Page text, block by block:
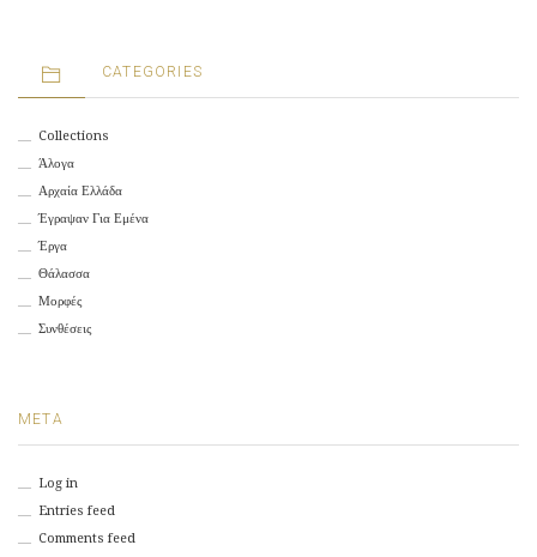
CATEGORIES
Collections
Άλογα
Αρχαία Ελλάδα
Έγραψαν Για Εμένα
Έργα
Θάλασσα
Μορφές
Συνθέσεις
META
Log in
Entries feed
Comments feed